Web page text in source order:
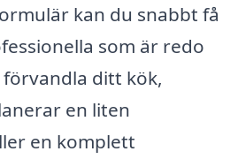
kan du snabbt få
som är redo
ditt kök,
en liten
en komplett